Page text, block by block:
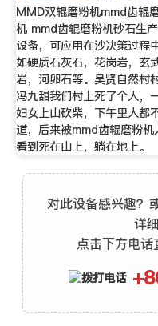
MMD双辊磨粉机mmd齿辊
机 mmd齿辊磨粉机砂石生
设备，可应用在沙决策过程中
如硬质石灰石，花岗岩，玄
岩，河卵石等。吴贤自然村
冯九甜我们村上死了个人，
妇女上山砍柴，下午里人都
道，后来被mmd齿辊磨粉机
看到死在山上，躺在地上。
对此设备感兴趣？
详
点击下方电话